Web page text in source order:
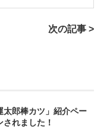
次の記事 >
太郎棒カツ」紹介ペー
れました！